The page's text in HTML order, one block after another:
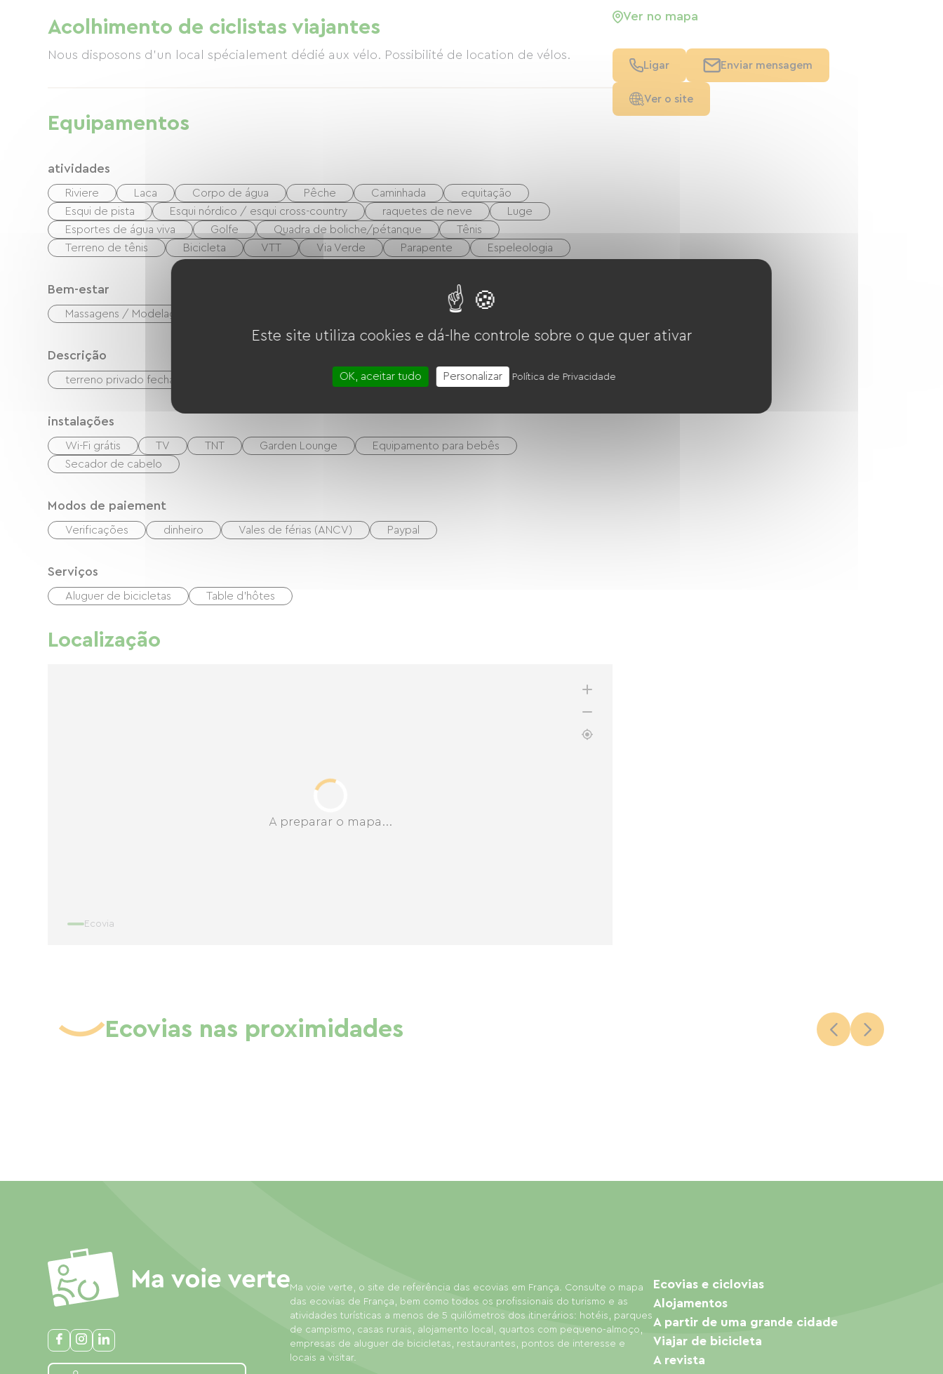
Acolhimento de ciclistas viajantes
Nous disposons d'un local spécialement dédié aux vélo. Possibilité de location de vélos.
Equipamentos
atividades
Riviere Laca Corpo de água Pêche Caminhada
equitação
Esqui de pista
Esqui nórdico / esqui cross-country raquetes de neve
Luge
Esportes de água viva
Golfe Quadra de boliche/pétanque
Tênis
Terreno de tênis
Bicicleta VTT Via Verde Parapente Espeleologia
Bem-estar
Massagens / Modelagens
Descrição
terreno privado fechado
instalações
Wi-Fi grátis TV TNT Garden Lounge
Equipamento para bebês
Secador de cabelo
Modos de paiement
Verificações dinheiro Vales de férias (ANCV) Paypal
Serviços
Aluguer de bicicletas Table d'hôtes
Localização
A preparar o mapa...
Ecovia
Ver no mapa
Ligar Enviar mensagem
Ver o site
Ecovias nas proximidades
Ma voie verte, o site de referência das ecovias em França. Consulte o mapa
das ecovias de França, bem como todos os profissionais do turismo e as
atividades turísticas a menos de 5 quilómetros dos itinerários: hotéis, parques
de campismo, casas rurais, alojamento local, quartos com pequeno-almoço,
empresas de aluguer de bicicletas, restaurantes, pontos de interesse e
locais a visitar.
Ecovias e ciclovias
Alojamentos
A partir de uma grande cidade
Viajar de bicicleta
A revista
Este site utiliza cookies e dá-lhe controle sobre o que quer ativar
OK, aceitar tudo Personalizar Política de Privacidade